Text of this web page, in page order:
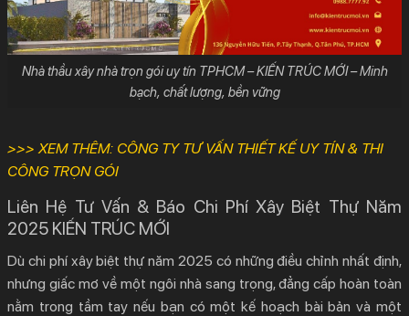
Nhà thầu xây nhà trọn gói uy tín TPHCM – KIẾN TRÚC MỚI – Minh
bạch, chất lượng, bền vững
>>> XEM THÊM: CÔNG TY TƯ VẤN THIẾT KẾ UY TÍN & THI
CÔNG TRỌN GÓI
Liên Hệ Tư Vấn & Báo Chi Phí Xây Biệt Thự Năm
2025 KIẾN TRÚC MỚI
Dù chi phí xây biệt thựnăm 2025 có những điều chỉnh nhất định,
nhưng giấc mơ về một ngôi nhà sang trọng, đẳng cấp hoàn toàn
nằm trong tầm tay nếu bạn có một kế hoạch bài bản và một